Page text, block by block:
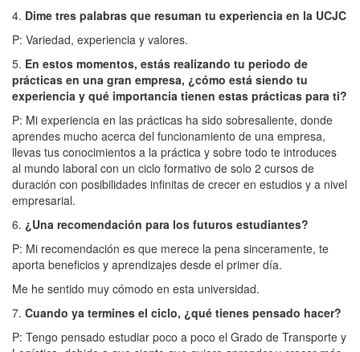
4. Dime tres palabras que resuman tu experiencia en la UCJC
P: Variedad, experiencia y valores.
5. En estos momentos, estás realizando tu periodo de
prácticas en una gran empresa, ¿cómo está siendo tu
experiencia y qué importancia tienen estas prácticas para ti?
P: Mi experiencia en las prácticas ha sido sobresaliente, donde
aprendes mucho acerca del funcionamiento de una empresa,
llevas tus conocimientos a la práctica y sobre todo te introduces
al mundo laboral con un ciclo formativo de solo 2 cursos de
duración con posibilidades infinitas de crecer en estudios y a nivel
empresarial.
6. ¿Una recomendación para los futuros estudiantes?
P: Mi recomendación es que merece la pena sinceramente, te
aporta beneficios y aprendizajes desde el primer día.
Me he sentido muy cómodo en esta universidad.
7. Cuando ya termines el ciclo, ¿qué tienes pensado hacer?
P: Tengo pensado estudiar poco a poco el Grado de Transporte y